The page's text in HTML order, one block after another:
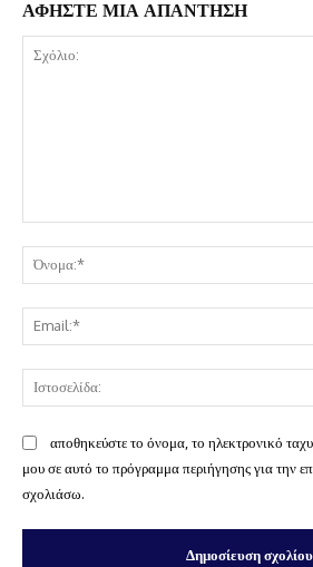
ΑΦΗΣΤΕ ΜΙΑ ΑΠΑΝΤΗΣΗ
αποθηκεύστε το όνομα, το ηλεκτρονικό
μου σε αυτό το πρόγραμμα περιήγησης για την
σχολιάσω.